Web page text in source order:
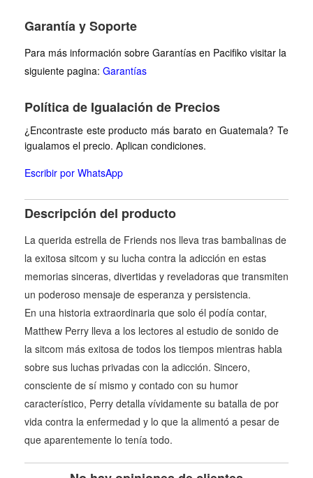
Garantía y Soporte
Para más información sobre Garantías en Pacifiko visitar la
siguiente pagina: Garantías
Política de Igualación de Precios
¿Encontraste este producto más barato en Guatemala? Te
igualamos el precio. Aplican condiciones.
Escribir por WhatsApp
Descripción del producto
La querida estrella de Friends nos lleva tras bambalinas de
la exitosa sitcom y su lucha contra la adicción en estas
memorias sinceras, divertidas y reveladoras que transmiten
un poderoso mensaje de esperanza y persistencia.
En una historia extraordinaria que solo él podía contar,
Matthew Perry lleva a los lectores al estudio de sonido de
la sitcom más exitosa de todos los tiempos mientras habla
sobre sus luchas privadas con la adicción. Sincero,
consciente de sí mismo y contado con su humor
característico, Perry detalla vívidamente su batalla de por
vida contra la enfermedad y lo que la alimentó a pesar de
que aparentemente lo tenía todo.